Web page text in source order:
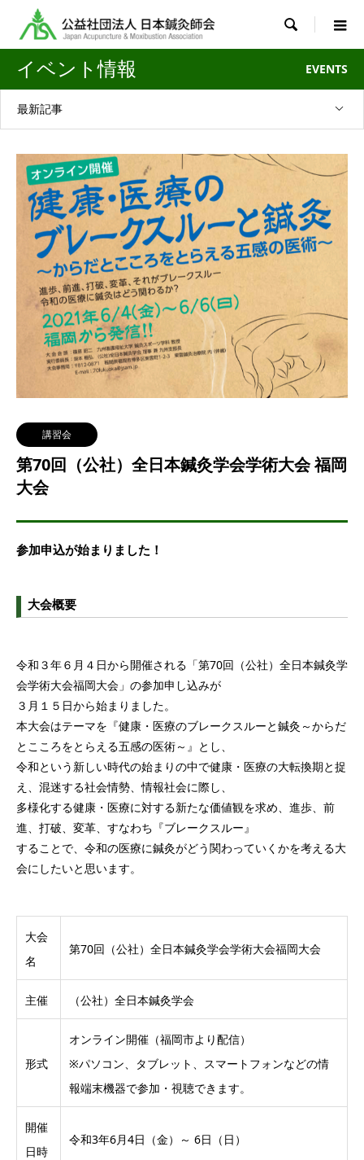

イベント情報 EVENTS
最新記事
講習会
第70回（公社）全日本鍼灸学会学術大会 福岡
大会
参加申込が始まりました！
大会概要
令和３年６月４日から開催される「第70回（公社）全日本鍼灸学
会学術大会福岡大会」の参加申し込みが
３月１５日から始まりました。
本大会はテーマを『健康・医療のブレークスルーと鍼灸～からだ
とこころをとらえる五感の医術～』とし、
令和という新しい時代の始まりの中で健康・医療の大転換期と捉
え、混迷する社会情勢、情報社会に際し、
多様化する健康・医療に対する新たな価値観を求め、進歩、前
進、打破、変革、すなわち『ブレークスルー』
することで、令和の医療に鍼灸がどう関わっていくかを考える大
会にしたいと思います。
大会
名
第70回（公社）全日本鍼灸学会学術大会福岡大会
主催 （公社）全日本鍼灸学会
形式
オンライン開催（福岡市より配信）
※パソコン、タブレット、スマートフォンなどの情
報端末機器で参加・視聴できます。
開催
日時
令和3年6月4日（金）～ 6日（日）